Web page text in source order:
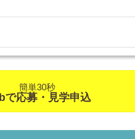
簡単30秒
で応募・見学申込